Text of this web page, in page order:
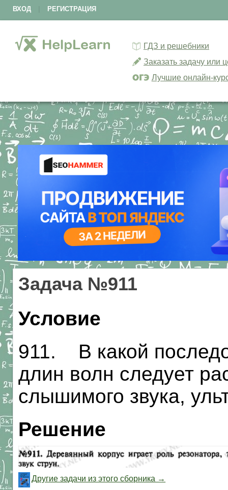
ВХОД РЕГИСТРАЦИЯ
ГДЗ и решебники
Заказать задачу или
Лучшие онлайн-
Задача №911
Условие
911. В какой
длин волн следует
слышимого звука,
Решение
Другие задачи из этого сборника →